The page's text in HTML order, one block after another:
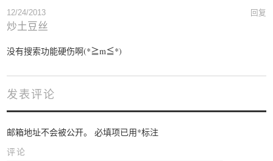
回复
12/24/2013
炒土豆丝
没有搜索功能硬伤啊(*≧m≦*)
发表评论
邮箱地址不会被公开。 必填项已用*标注
评论